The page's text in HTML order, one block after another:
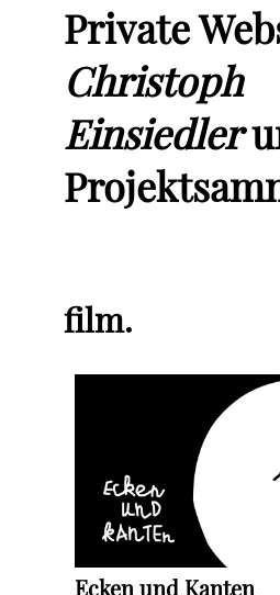
Private
Christoph
Einsiedler
film.
Ecken und Kanten